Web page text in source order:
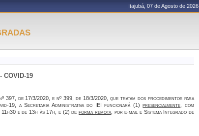
Itajubá, 07 de Agosto de 2026
COVID-19
397, de 17/3/2020, e nº 399, de 18/3/2020, que tratam dos procedimentos para
19, a Secretaria Administrativa do IEI funcionará (1)presencialmente , com
11h30 e de 13h às 17h, e (2) deforma remota, por e-mail e Sistema Integrado de